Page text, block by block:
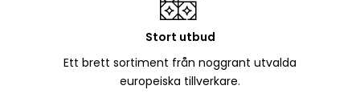
Stort utbud
Ett brett sortiment från noggrant utvalda
europeiska tillverkare.